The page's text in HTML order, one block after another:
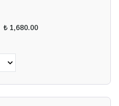
₺ 1,680.00